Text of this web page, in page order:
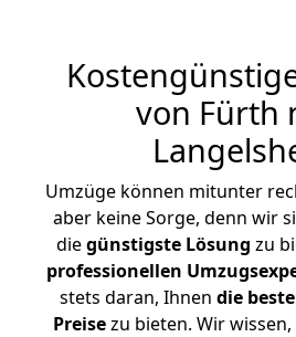
von Fürth
Umzüge können mitunter
aber keine Sorge, denn wir
diegünstigste Lösung zu
professionellen
stets daran, Ihnen die
Preisezu bieten. Wir